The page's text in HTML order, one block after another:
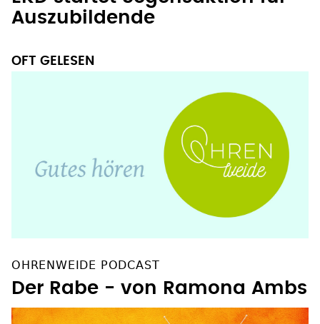
EKD startet Segensaktion für
OFT GELESEN
OHRENWEIDE PODCAST